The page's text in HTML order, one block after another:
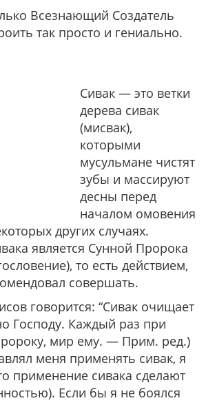
Всезнающий Создатель
так просто и гениально.
Сивак — это ветки
дерева сивак
(мисвак),
которыми
мусульмане чистят
зубы и массируют
десны перед
началом омовения
других случаях.
является Сунной Пророка
то есть действием,
совершать.
говорится: “Сивак очищает
Господу. Каждый раз при
мир ему. — Прим. ред.)
меня применять сивак, я
применение сивака сделают
Если бы я не боялся